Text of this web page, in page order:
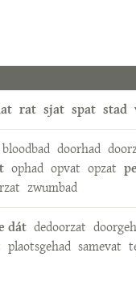
rat sjat spat stad
bloodbad doorhad
ophad opvat opzat
zwumbad
dát dedoorzat
plaotsgehad samevat